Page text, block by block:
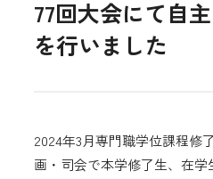
77回大会にて自
を行いました
2024年3月専門職学位課程修
画・司会で本学修了生、在